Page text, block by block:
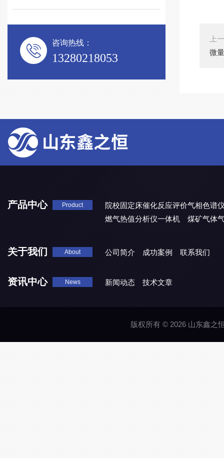
咨询热线：
13280218053
上
微
产品中心 Product
院校固定床催化反应评价气相色谱
燃气热值分析仪一体机
煤矿气体
关于我们 About 公司简介 成功案例 联系我们
资讯中心 News 新闻动态 技术文章
版权所有 © 2026 山东鑫之